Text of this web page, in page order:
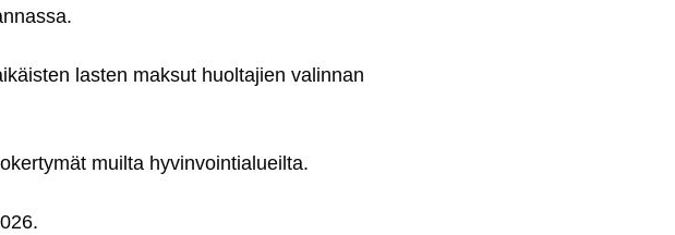
las­ten mak­sut huol­ta­jien va­lin­nan
muil­ta hy­vin­voin­tia­lueil­ta.